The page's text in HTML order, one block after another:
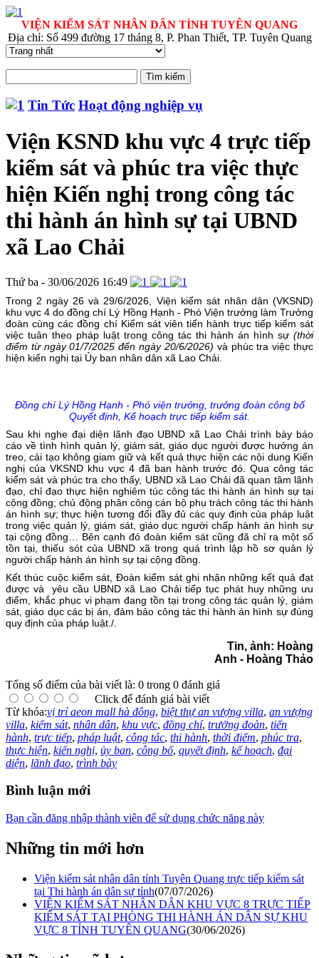
VIỆN KIỂM SÁT NHÂN DÂN TỈNH TUYÊN QUANG
Địa chỉ: Số 499 đường 17 tháng 8, P. Phan Thiết, TP. Tuyên Quang
Tin Tức Hoạt động nghiệp vụ
Viện KSND khu vực 4 trực tiếp
kiểm sát và phúc tra việc thực
hiện Kiến nghị trong công tác
thi hành án hình sự tại UBND
xã Lao Chải
Thứ ba - 30/06/2026 16:49
Trong 2 ngày 26 và 29/6/2026, Viện kiểm sát nhân dân (VKSND)
khu vực 4 do đồng chí Lý Hồng Hạnh - Phó Viện trưởng làm Trưởng
đoàn cùng các đồng chí Kiểm sát viên tiến hành trực tiếp kiểm sát
việc tuân theo pháp luật trong công tác thi hành án hình sự (thời
điểm từ ngày 01/7/2025 đến ngày 20/6/2026) và phúc tra việc thực
hiện kiến nghị tại Ủy ban nhân dân xã Lao Chải.
Đồng chí Lý Hồng Hạnh - Phó viện trưởng, trưởng đoàn công bố
Quyết định, Kế hoạch trực tiếp kiểm sát.
Sau khi nghe đại diện lãnh đạo UBND xã Lao Chải trình bày báo
cáo về tình hình quản lý, giám sát, giáo dục người được hưởng án
treo, cải tạo không giam giữ và kết quả thực hiện các nội dung Kiến
nghị của VKSND khu vực 4 đã ban hành trước đó. Qua công tác
kiểm sát và phúc tra cho thấy, UBND xã Lao Chải đã quan tâm lãnh
đạo, chỉ đạo thực hiện nghiêm túc công tác thi hành án hình sự tại
cộng đồng; chủ động phân công cán bộ phụ trách công tác thi hành
án hình sự; thực hiện tương đối đầy đủ các quy định của pháp luật
trong việc quản lý, giám sát, giáo dục người chấp hành án hình sự
tại cộng đồng… Bên cạnh đó đoàn kiểm sát cũng đã chỉ ra một số
tồn tại, thiếu sót của UBND xã trong quá trình lập hồ sơ quản lý
người chấp hành án hình sự tại cộng đồng.
Kết thúc cuộc kiểm sát, Đoàn kiểm sát ghi nhận những kết quả đạt
được và yêu cầu UBND xã Lao Chải tiếp tục phát huy những ưu
điểm, khắc phục vi phạm đang tồn tại trong công tác quản lý, giám
sát, giáo dục các bị án, đảm bảo công tác thi hành án hình sự đúng
quy định của pháp luật./.
Tin, ảnh: Hoàng
Anh - Hoàng Thảo
Tổng số điểm của bài viết là: 0 trong 0 đánh giá
Click để đánh giá bài viết
Từ khóa:vị trí aeon mall hà đông, biệt thự an vượng villa, an vượng
villa, kiểm sát, nhân dân, khu vực, đồng chí, trưởng đoàn, tiến
hành, trực tiếp, pháp luật, công tác, thi hành, thời điểm, phúc tra,
thực hiện, kiến nghị, ủy ban, công bố, quyết định, kế hoạch, đại
diện, lãnh đạo, trình bày
Bình luận mới
Bạn cần đăng nhập thành viên để sử dụng chức năng này
Những tin mới hơn
Viện kiểm sát nhân dân tỉnh Tuyên Quang trực tiếp kiểm sát
tại Thi hành án dân sự tỉnh(07/07/2026)
VIỆN KIỂM SÁT NHÂN DÂN KHU VỰC 8 TRỰC TIẾP
KIỂM SÁT TẠI PHÒNG THI HÀNH ÁN DÂN SỰ KHU
VỰC 8 TỈNH TUYÊN QUANG(30/06/2026)